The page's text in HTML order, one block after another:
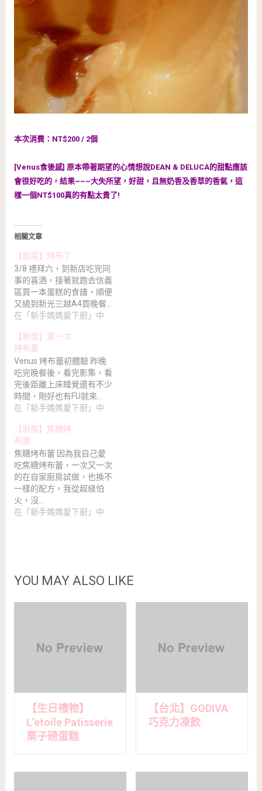
本次消費：NT$200 / 2個
[Venus食後感] 原本帶著期望的心情想說DEAN & DELUCA的甜點應該
會很好吃的，結果~~~大失所望，好甜，且無奶香及香草的香氣，這
樣一個NT$100真的有點太貴了!
相關文章
【廚房】烤布丁
3/8 禮拜六，到新店吃完同
事的喜酒，接著就跑去信義
區買一本蛋糕的食譜，順便
又繞到新光三越A4買晚餐…
在「新手媽媽愛下廚」中
【廚房】第一次
烤布蕾
Venus 烤布蕾初體驗 昨晚
吃完晚餐後，看完影集，看
完後距離上床睡覺還有不少
時間，剛好也有FU就來…
在「新手媽媽愛下廚」中
【廚房】焦糖烤
布蕾
焦糖烤布蕾 因為我自己愛
吃焦糖烤布蕾，一次又一次
的在自家廚房試做，也換不
一樣的配方，我從超級怕
火，沒…
在「新手媽媽愛下廚」中
YOU MAY ALSO LIKE
【生日禮物】
L’etoile Patisserie
栗子磅蛋糕
【台北】GODIVA
巧克力凍飲